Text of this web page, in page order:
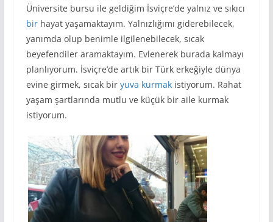
Üniversite bursu ile geldiğim İsviçre’de yalnız ve sıkıcı
birhayat yaşamaktayım. Yalnızlığımı giderebilecek,
yanımda olup benimle ilgilenebilecek, sıcak
beyefendiler aramaktayım. Evlenerek burada kalmayı
planlıyorum. İsviçre’de artık bir Türk erkeğiyle dünya
evine girmek, sıcak bir yuva kurmakistiyorum. Rahat
yaşam şartlarında mutlu ve küçük bir aile kurmak
istiyorum.